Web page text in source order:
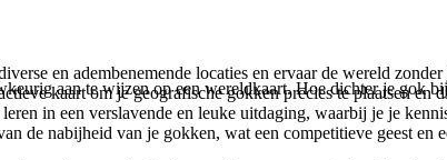
en adembenemende locaties en ervaar de wereld
kaart om je geografische gokken precies te plaatsen en
in een verslavende en leuke uitdaging, waarbij je je
de nabijheid van je gokken, wat een competitieve geest en
aan te wijzen op een wereldkaart. Hoe dichter je gok